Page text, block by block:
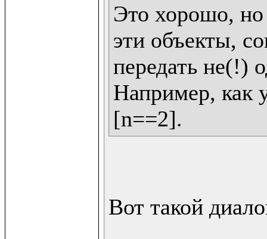
Это хорошо, но
эти объекты,
передать не(!)
Например, как
Вот такой